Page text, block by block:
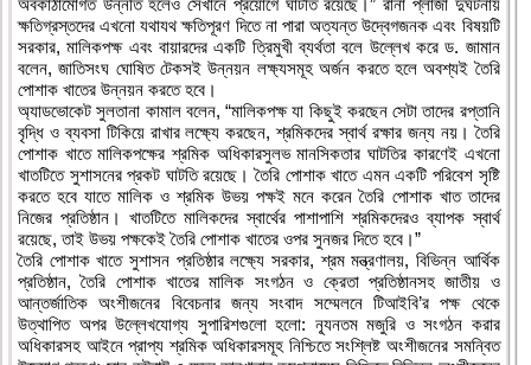
ক্ষতিগ্রস্তদের এখনো যথাযথ ক্ষতিপূরণ দিতে না পারা অত্যন্ত উদ্বেগজনক এবং বিষয়টি
সরকার, মালিকপক্ষ এবং বায়ারদের একটি ত্রিমুখী ব্যর্থতা বলে উল্লেখ করে ড. জামান
বলেন, জাতিসংঘ ঘোষিত টেকসই উন্নয়ন লক্ষ্যসমূহ অর্জন করতে হলে অবশ্যই তৈরি
পোশাক খাতের উন্নয়ন করতে হবে।
অ্যাডভোকেট সুলতানা কামাল বলেন, “মালিকপক্ষ যা কিছুই করছেন সেটা তাদের রপ্তানি
বৃদ্ধি ও ব্যবসা টিকিয়ে রাখার লক্ষ্যে করছেন, শ্রমিকদের স্বার্থ রক্ষার জন্য নয়। তৈরি
পোশাক খাতে মালিকপক্ষের শ্রমিক অধিকারসুলভ মানসিকতার ঘাটতির কারণেই এখনো
খাতটিতে সুশাসনের প্রকট ঘাটতি রয়েছে। তৈরি পোশাক খাতে এমন একটি পরিবেশ সৃষ্টি
করতে হবে যাতে মালিক ও শ্রমিক উভয় পক্ষই মনে করেন তৈরি পোশাক খাত তাদের
নিজের প্রতিষ্ঠান। খাতটিতে মালিকদের স্বার্থের পাশাপাশি শ্রমিকদেরও ব্যাপক স্বার্থ
রয়েছে, তাই উভয় পক্ষকেই তৈরি পোশাক খাতের ওপর সুনজর দিতে হবে।”
তৈরি পোশাক খাতে সুশাসন প্রতিষ্ঠার লক্ষ্যে সরকার, শ্রম মন্ত্রণালয়, বিভিন্ন আর্থিক
প্রতিষ্ঠান, তৈরি পোশাক খাতের মালিক সংগঠন ও ক্রেতা প্রতিষ্ঠানসহ জাতীয় ও
আন্তর্জাতিক অংশীজনের বিবেচনার জন্য সংবাদ সম্মেলনে টিআইবি’র পক্ষ থেকে
উত্থাপিত অপর উল্লেখযোগ্য সুপারিশগুলো হলো: ন্যূনতম মজুরি ও সংগঠন করার
অধিকারসহ আইনে প্রাপ্য শ্রমিক অধিকারসমূহ নিশ্চিতে সংশ্লিষ্ট অংশীজনের সমন্বিত